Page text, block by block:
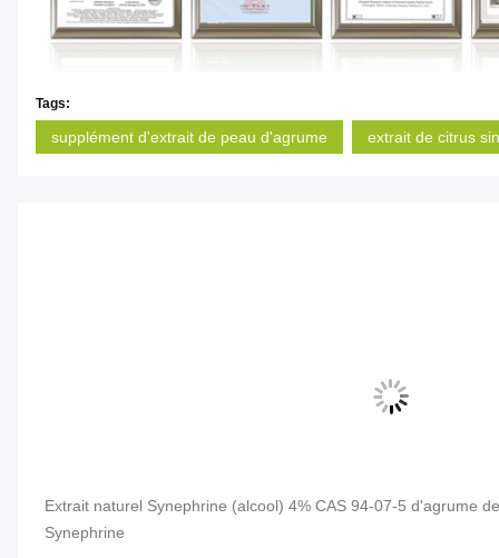
Tags:
supplément d'extrait de peau d'agrume extrait de citrus
Extrait naturel Synephrine (alcool) 4% CAS 94-07-5 d'agrume
Synephrine